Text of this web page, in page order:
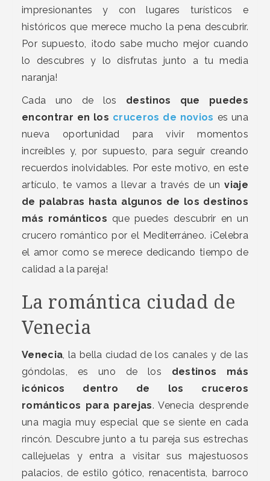
impresionantes y con lugares turísticos e
históricos que merece mucho la pena descubrir.
Por supuesto, ¡todo sabe mucho mejor cuando
lo descubres y lo disfrutas junto a tu media
naranja!
Cada uno de los destinos que puedes
encontrar en los cruceros de novios es una
nueva oportunidad para vivir momentos
increíbles y, por supuesto, para seguir creando
recuerdos inolvidables. Por este motivo, en este
artículo, te vamos a llevar a través de unviaje
de palabras hasta algunos de los destinos
más románticos que puedes descubrir en un
crucero romántico por el Mediterráneo. ¡Celebra
el amor como se merece dedicando tiempo de
calidad a la pareja!
La romántica ciudad de
Venecia
Venecia, la bella ciudad de los canales y de las
góndolas, es uno de los destinos más
icónicos dentro de los cruceros
románticos para parejas. Venecia desprende
una magia muy especial que se siente en cada
rincón. Descubre junto a tu pareja sus estrechas
callejuelas y entra a visitar sus majestuosos
palacios, de estilo gótico, renacentista, barroco